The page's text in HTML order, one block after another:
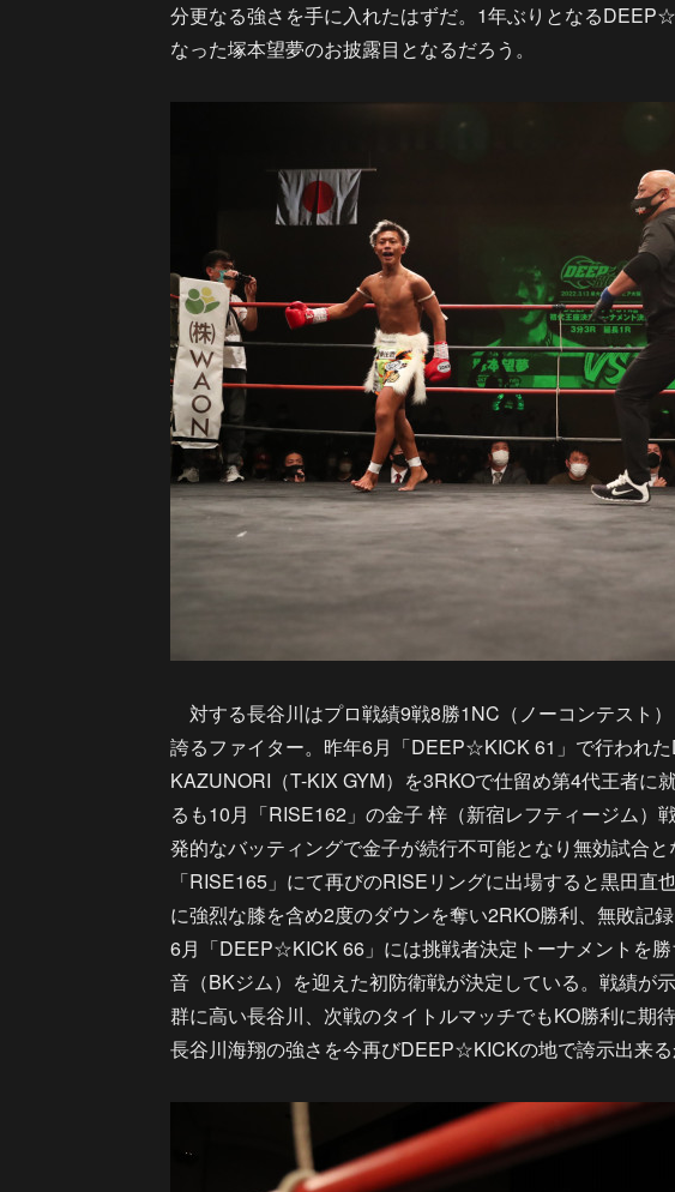
分更なる強さを手に入れたはずだ。1年ぶりとなる
なった塚本望夢のお披露目となるだろう。
対する長谷川はプロ戦績9戦8勝1NC（ノーコンテスト
誇るファイター。昨年6月「DEEP☆KICK 61」で行われ
KAZUNORI（T-KIX GYM）を3RKOで仕留め第4代王者に
るも10月「RISE162」の金子 梓（新宿レフティージム）
発的なバッティングで金子が続行不可能となり無効試合
「RISE165」にて再びのRISEリングに出場すると黒田直
に強烈な膝を含め2度のダウンを奪い2RKO勝利、無敗記
6月「DEEP☆KICK 66」には挑戦者決定トーナメントを
音（BKジム）を迎えた初防衛戦が決定している。戦績が
群に高い長谷川、次戦のタイトルマッチでもKO勝利に期
長谷川海翔の強さを今再びDEEP☆KICKの地で誇示出来る